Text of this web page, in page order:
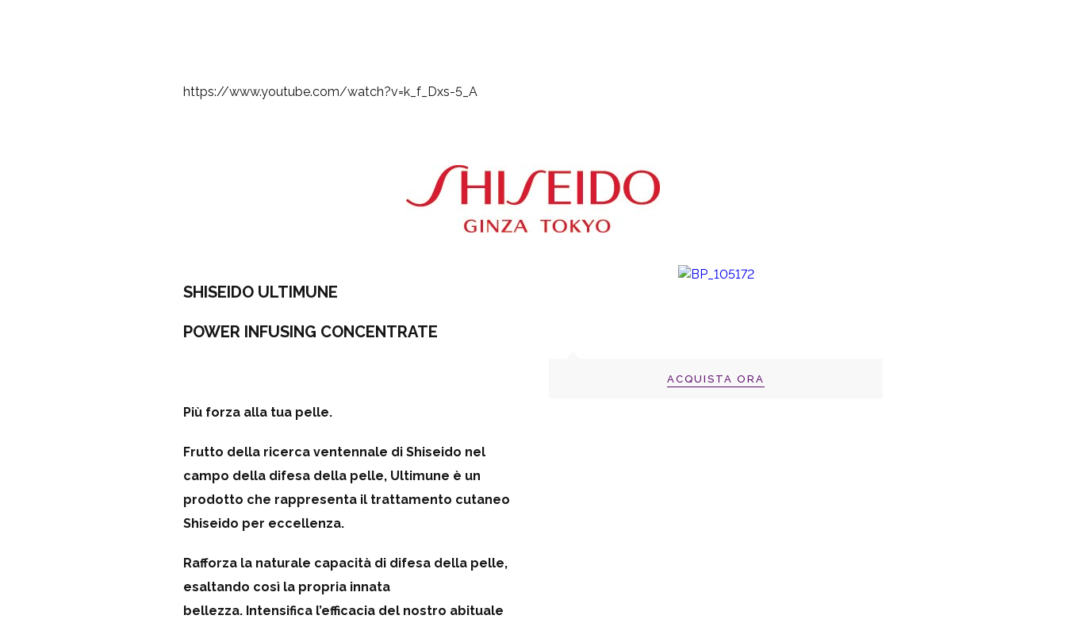
https://www.youtube.com/watch?v=k_f_Dxs-5_A
SHISEIDO ULTIMUNE
POWER INFUSING CONCENTRATE
Più forza alla tua pelle.
Frutto della ricerca ventennale di Shiseido nel
campo della difesa della pelle, Ultimune è un
prodotto che rappresenta il trattamento cutaneo
Shiseido per eccellenza.
Rafforza la naturale capacità di difesa della pelle,
esaltando così la propria innata
bellezza. Intensifica l’efficacia del nostro abituale
ACQUISTA ORA